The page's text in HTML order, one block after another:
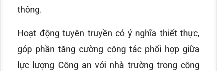
thông.
Hoạt động tuyên truyền có ý nghĩa thiết thực,
góp phần tăng cường công tác phối hợp giữa
lực lượng Công an với nhà trường trong công